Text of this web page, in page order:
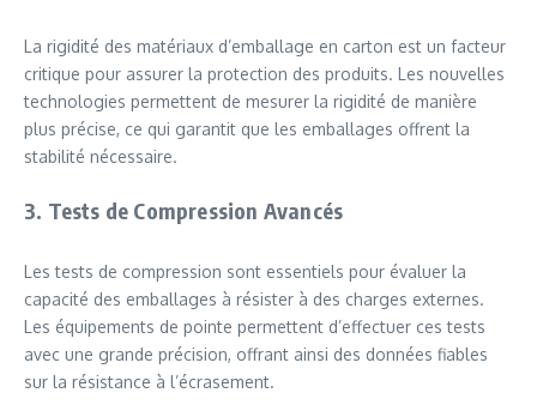
La rigidité des matériaux d’emballage en carton est un facteur
critique pour assurer la protection des produits. Les nouvelles
technologies permettent de mesurer la rigidité de manière
plus précise, ce qui garantit que les emballages offrent la
stabilité nécessaire.
3. Tests de Compression Avancés
Les tests de compression sont essentiels pour évaluer la
capacité des emballages à résister à des charges externes.
Les équipements de pointe permettent d’effectuer ces tests
avec une grande précision, offrant ainsi des données fiables
sur la résistance à l’écrasement.